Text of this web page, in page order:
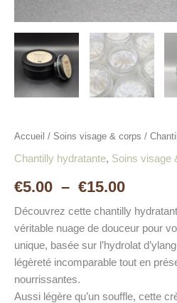
Accueil / Soins visage & corps /
Chantilly hydratante, Soins visage
€5.00 – €15.00
Découvrez cette chantilly
véritable nuage de douceur pour
unique, basée sur l’hydrolat
légèreté incomparable tout en
nourrissantes.
Aussi légère qu’un souffle, cette